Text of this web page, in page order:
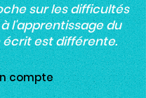
sur les difficultés
l'apprentissage du
est différente.
compte